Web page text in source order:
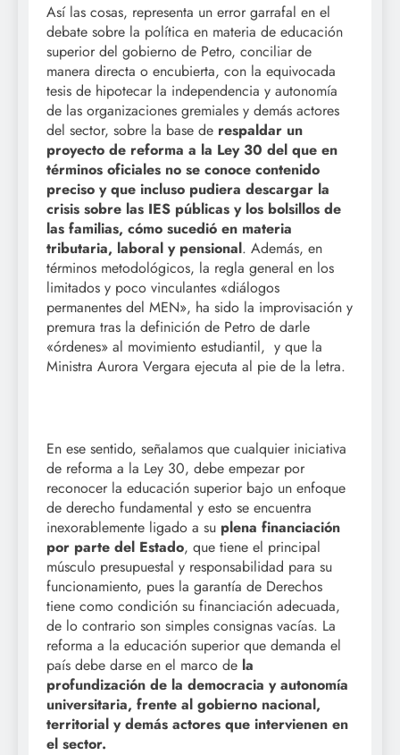
Así las cosas, representa un error garrafal en el
debate sobre la política en materia de educación
superior del gobierno de Petro, conciliar de
manera directa o encubierta, con la equivocada
tesis de hipotecar la independencia y autonomía
de las organizaciones gremiales y demás actores
del sector, sobre la base de respaldar un
proyecto de reforma a la Ley 30 del que en
términos oficiales no se conoce contenido
preciso y que incluso pudiera descargar la
crisis sobre las IES públicas y los bolsillos de
las familias, cómo sucedió en materia
tributaria, laboral y pensional. Además, en
términos metodológicos, la regla general en los
limitados y poco vinculantes «diálogos
permanentes del MEN», ha sido la improvisación y
premura tras la definición de Petro de darle
«órdenes» al movimiento estudiantil, y que la
Ministra Aurora Vergara ejecuta al pie de la letra.
En ese sentido, señalamos que cualquier iniciativa
de reforma a la Ley 30, debe empezar por
reconocer la educación superior bajo un enfoque
de derecho fundamental y esto se encuentra
inexorablemente ligado a su plena financiación
por parte del Estado, que tiene el principal
músculo presupuestal y responsabilidad para su
funcionamiento, pues la garantía de Derechos
tiene como condición su financiación adecuada,
de lo contrario son simples consignas vacías. La
reforma a la educación superior que demanda el
país debe darse en el marco de la
profundización de la democracia y autonomía
universitaria, frente al gobierno nacional,
territorial y demás actores que intervienen en
el sector.